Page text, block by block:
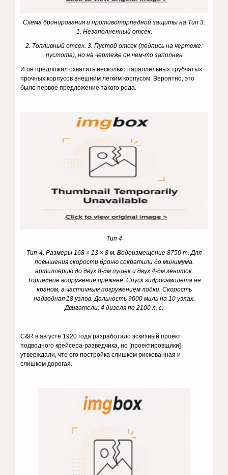
Схема бронирования и противоторпедной защиты на Тип 3:
1. Незаполненный отсек.
2. Топливный отсек. 3. Пустой отсек (подпись на чертеже:
пустота), но на чертеже он чем-то заполнен
И он предложил охватить несколько параллельных трубчатых
прочных корпусов внешним лёгким корпусом. Вероятно, это
было первое предложение такого рода.
Тип 4
Тип-4. Размеры 168 × 13 × 8 м. Водоизмещение 8750 т. Для
повышения скорости броню сократили до минимума.
артиллерию до двух 8-дм пушек и двух 4-дм зениток.
Торпедное вооружение прежнее. Спуск гидросамолёта не
краном, а частичным погружением лодки. Скорость
надводная 18 узлов. Дальность 9000 миль на 10 узлах.
Двигатели: 4 дизеля по 2100 л. с.
C&R в августе 1920 года разработало эскизный проект
подводного крейсера-разведчика, но [проектировщики]
утверждали, что его постройка слишком рискованная и
слишком дорогая.